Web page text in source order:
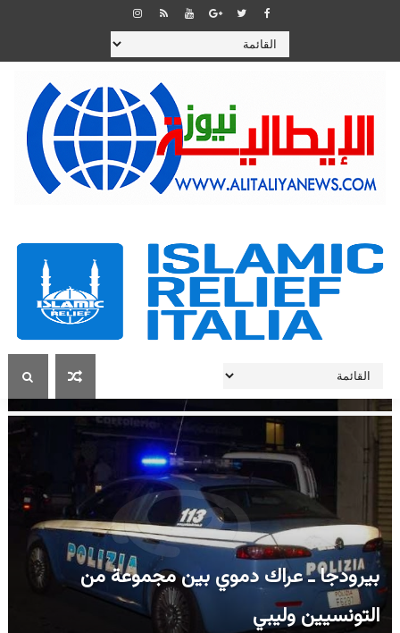
بيرودجا ـ عراك دموي بين مجموعة من
التونسيين وليبي